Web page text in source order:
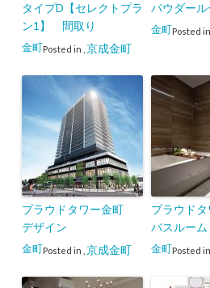
タイプD【セレクトプラ
ン1】 間取り
Posted in
金町 京成金町
パウダール
Posted in
金町
プラウドタワー金町
デザイン
Posted in
金町 京成金町
プラウド
バスルーム
Posted in
金町